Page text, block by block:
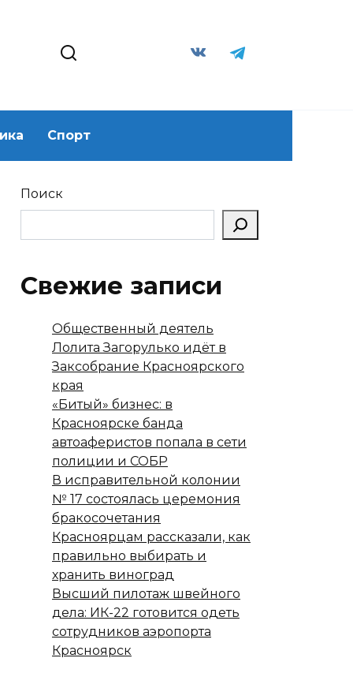
Спорт
Поиск
Свежие записи
Общественный деятель
Лолита Загорулько идёт в
Заксобрание Красноярского
края
«Битый» бизнес: в
Красноярске банда
автоаферистов попала в сети
полиции и СОБР
В исправительной колонии
№ 17 состоялась церемония
бракосочетания
Красноярцам рассказали, как
правильно выбирать и
хранить виноград
Высший пилотаж швейного
дела: ИК-22 готовится одеть
сотрудников аэропорта
Красноярск